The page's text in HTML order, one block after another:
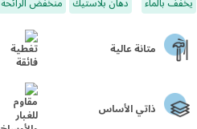
متانة عالية
ذاتي الأساس